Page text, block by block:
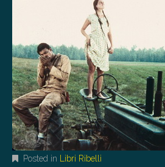
Posted in Libri Ribelli